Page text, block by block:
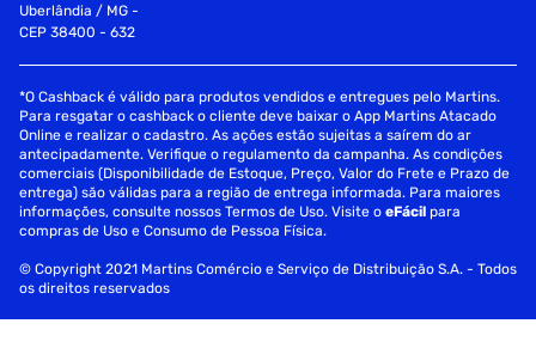
Uberlândia / MG -
CEP 38400 - 632
*O Cashback é válido para produtos vendidos e entregues pelo Martins.
Para resgatar o cashback o cliente deve baixar o App Martins Atacado
Online e realizar o cadastro. As ações estão sujeitas a saírem do ar
antecipadamente. Verifique o regulamento da campanha. As condições
comerciais (Disponibilidade de Estoque, Preço, Valor do Frete e Prazo de
entrega) são válidas para a região de entrega informada. Para maiores
informações, consulte nossos Termos de Uso. Visite oeFácil para
compras de Uso e Consumo de Pessoa Física.
© Copyright 2021 Martins Comércio e Serviço de Distribuição S.A. - Todos
os direitos reservados